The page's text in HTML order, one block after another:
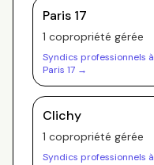
Paris 17
1 copropriété gérée
Syndics professionnels à
Paris 17 →
Clichy
1 copropriété gérée
Syndics professionnels à